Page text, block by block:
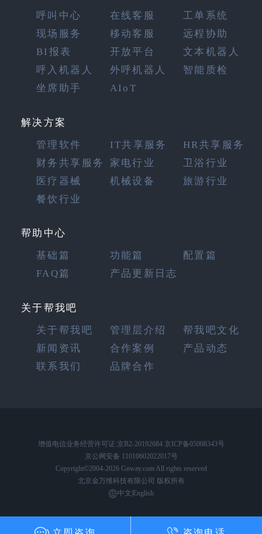
呼叫中心
在线客服
工单系统
现场服务
移动客服
远程协助
BI报表
开放平台
文本机器人
呼入机器人
外呼机器人
智能质检
坐席助手
AIoT
解决方案
管理软件
IT共享服务
HR共享服务
财务共享服务
家电行业
卫浴行业
医疗器械
机械设备
旅游行业
餐饮行业
帮助中心
基础篇
功能篇
配置篇
FAQ篇
产品更新日志
关于帮我吧
关于帮我吧
管理层介绍
帮我吧文化
新闻资讯
合作案例
产品动态
联系我们
品牌合作
增值电信业务经营许可证:京B2-20192684 京ICP备05008343号
京公网安备 11010602022017号
Copyright©2004-2026 Gnway.com All rights reserved
北京金万维科技有限公司 版权所有
中文 English